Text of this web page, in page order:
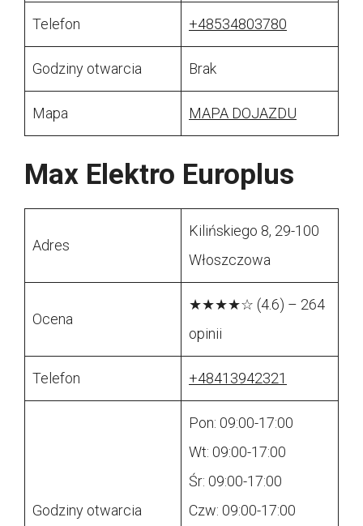
Telefon +48534803780
Godziny otwarcia Brak
Mapa MAPA DOJAZDU
Max Elektro Europlus
Adres
Kilińskiego 8, 29-100
Włoszczowa
Ocena
★★★★☆ (4.6) – 264
opinii
Telefon +48413942321
Godziny otwarcia
Pon: 09:00-17:00
Wt: 09:00-17:00
Śr: 09:00-17:00
Czw: 09:00-17:00